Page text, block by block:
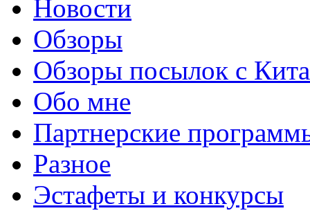
Новости
Обзоры
Обзоры посылок с
Обо мне
Партнерские
Разное
Эстафеты и конкурсы